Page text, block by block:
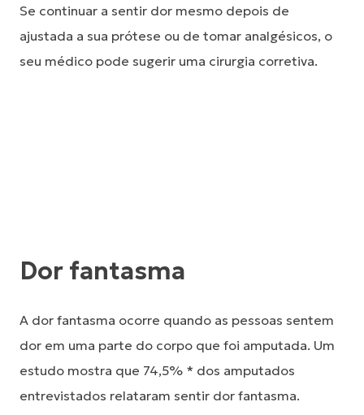
Se continuar a sentir dor mesmo depois de
ajustada a sua prótese ou de tomar analgésicos, o
seu médico pode sugerir uma cirurgia corretiva.
Dor fantasma
A dor fantasma ocorre quando as pessoas sentem
dor em uma parte do corpo que foi amputada. Um
estudo mostra que 74,5% * dos amputados
entrevistados relataram sentir dor fantasma.